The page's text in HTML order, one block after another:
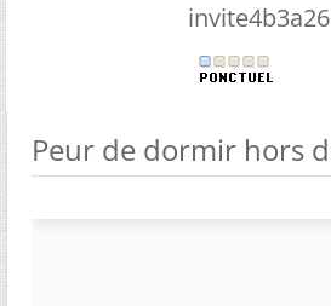
Peur de dormir hors